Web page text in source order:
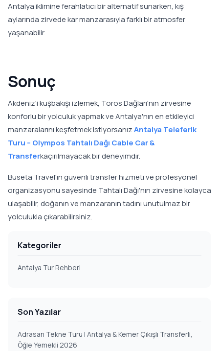
Antalya iklimine ferahlatıcı bir alternatif sunarken, kış
aylarında zirvede kar manzarasıyla farklı bir atmosfer
yaşanabilir.
Sonuç
Akdeniz'i kuşbakışı izlemek, Toros Dağları'nın zirvesine
konforlu bir yolculuk yapmak ve Antalya'nın en etkileyici
manzaralarını keşfetmek istiyorsanızAntalya Teleferik
Turu – Olympos Tahtalı Dağı Cable Car &
Transferkaçırılmayacak bir deneyimdir.
Buseta Travel'ın güvenli transfer hizmeti ve profesyonel
organizasyonu sayesinde Tahtalı Dağı'nın zirvesine kolayca
ulaşabilir, doğanın ve manzaranın tadını unutulmaz bir
yolculukla çıkarabilirsiniz.
Kategoriler
Antalya Tur Rehberi
Son Yazılar
Adrasan Tekne Turu | Antalya & Kemer Çıkışlı Transferli,
Öğle Yemekli 2026